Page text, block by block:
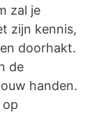
zal je
zijn kennis,
doorhakt.
de
handen.
op